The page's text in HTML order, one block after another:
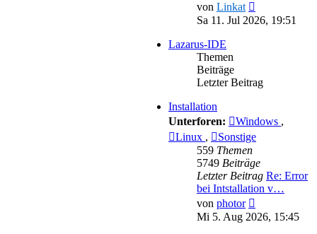
von Linkat
Beitrag
Sa 11. Jul 2026, 19:51
Lazarus-IDE
Themen
Beiträge
Letzter Beitrag
Installation
Unterforen:
Windows ,
Linux ,
Sonstige
559 Themen
5749 Beiträge
Letzter Beitrag Re: Error
bei Intstallation v…
von photor
Beitrag
Mi 5. Aug 2026, 15:45